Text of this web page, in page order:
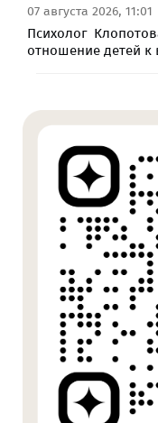
07 августа 2026, 11:01
Психолог
отношение детей